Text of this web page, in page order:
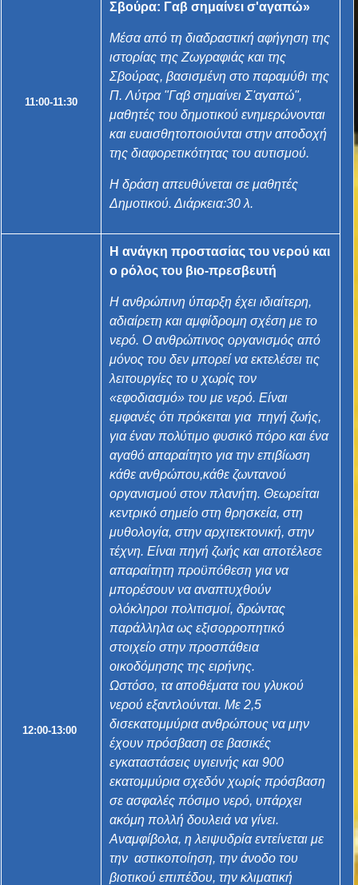
11:00-11:30
Σβούρα: Γαβ σημαίνει σ'αγαπώ»
Μέσα από τη διαδραστική αφήγηση της
ιστορίας της Ζωγραφιάς και της
Σβούρας, βασισμένη στο παραμύθι της
Π. Λύτρα "Γαβ σημαίνει Σ'αγαπώ",
μαθητές του δημοτικού ενημερώνονται
και ευαισθητοποιούνται στην αποδοχή
της διαφορετικότητας του αυτισμού.
Η δράση απευθύνεται σε μαθητές
Δημοτικού. Διάρκεια:30 λ.
12:00-13:00
Η ανάγκη προστασίας του νερού και
ο ρόλος του βιο-πρεσβευτή
Η ανθρώπινη ύπαρξη έχει ιδιαίτερη,
αδιαίρετη και αμφίδρομη σχέση με το
νερό. Ο ανθρώπινος οργανισμός από
μόνος του δεν μπορεί να εκτελέσει τις
λειτουργίες το υ χωρίς τον
«εφοδιασμό» του με νερό. Είναι
εμφανές ότι πρόκειται για πηγή ζωής,
για έναν πολύτιμο φυσικό πόρο και ένα
αγαθό απαραίτητο για την επιβίωση
κάθε ανθρώπου,κάθε ζωντανού
οργανισμού στον πλανήτη. Θεωρείται
κεντρικό σημείο στη θρησκεία, στη
μυθολογία, στην αρχιτεκτονική, στην
τέχνη. Είναι πηγή ζωής και αποτέλεσε
απαραίτητη προϋπόθεση για να
μπορέσουν να αναπτυχθούν
ολόκληροι πολιτισμοί, δρώντας
παράλληλα ως εξισορροπητικό
στοιχείο στην προσπάθεια
οικοδόμησης της ειρήνης.
Ωστόσο, τα αποθέματα του γλυκού
νερού εξαντλούνται. Με 2,5
δισεκατομμύρια ανθρώπους να μην
έχουν πρόσβαση σε βασικές
εγκαταστάσεις υγιεινής και 900
εκατομμύρια σχεδόν χωρίς πρόσβαση
σε ασφαλές πόσιμο νερό, υπάρχει
ακόμη πολλή δουλειά να γίνει.
Αναμφίβολα, η λειψυδρία εντείνεται με
την αστικοποίηση, την άνοδο του
βιοτικού επιπέδου, την κλιματική